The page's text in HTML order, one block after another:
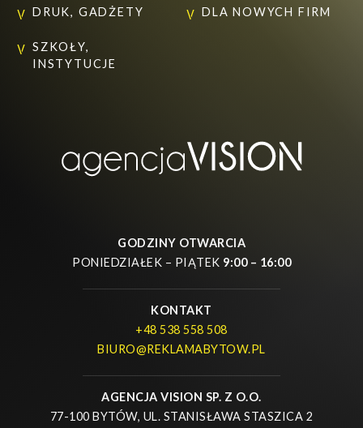
DRUK, GADŻETY DLA NOWYCH FIRM
SZKOŁY,
INSTYTUCJE
GODZINY OTWARCIA
PONIEDZIAŁEK – PIĄTEK 9:00 – 16:00
KONTAKT
+48 538 558 508
BIURO@REKLAMABYTOW.PL
AGENCJA VISION SP. Z O.O.
77-100 BYTÓW, UL. STANISŁAWA STASZICA 2